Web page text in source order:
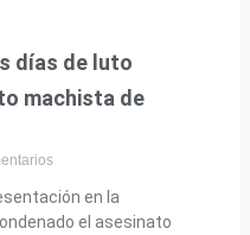
días de luto
machista de
en la
el asesinato